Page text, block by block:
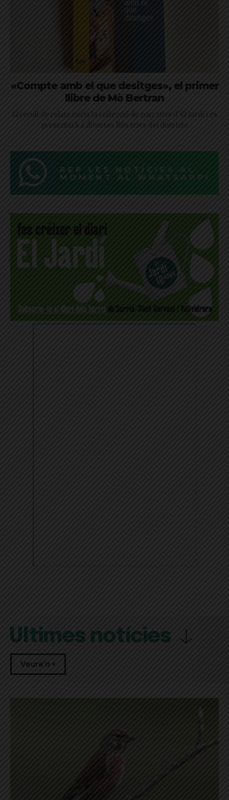
«Compte amb el que desitges», el primer
llibre de Mò Bertran
El recull de relats inicia la col·lecció de narrativa d'El Jardí i es
presentarà a diverses llibreries del districte
REP LES NOTÍCIES AL
MOMENT AL WHATSAPP!
Últimes notícies
Veure'n +